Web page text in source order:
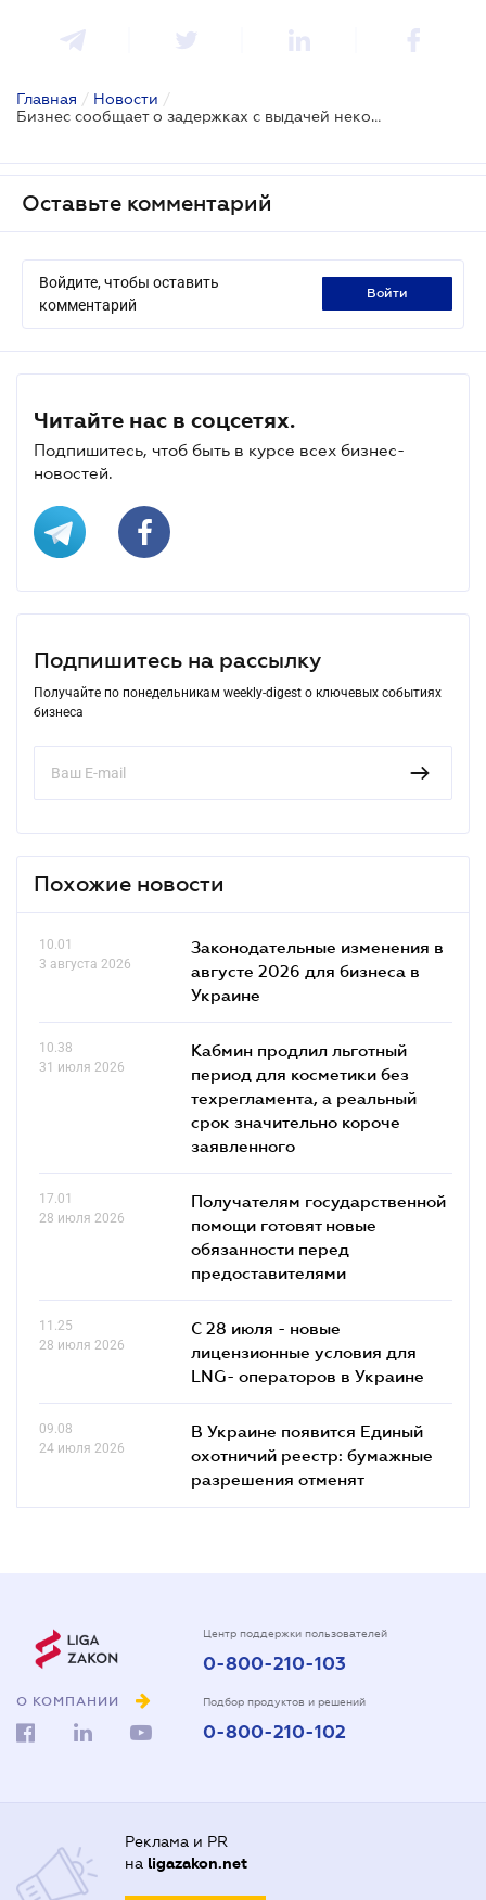
Главная / Новости /
Бизнес сообщает о задержках с выдачей некоторых видов лицензий
Оставьте комментарий
Войдите, чтобы оставить
комментарий
войти
Читайте нас в соцсетях.
Подпишитесь, чтоб быть в курсе всех бизнес-
новостей.
Подпишитесь на рассылку
Получайте по понедельникам weekly-digest о ключевых событиях
бизнеса
Похожие новости
10.01
3 августа 2026
Законодательные изменения в
августе 2026 для бизнеса в
Украине
10.38
31 июля 2026
Кабмин продлил льготный
период для косметики без
техрегламента, а реальный
срок значительно короче
заявленного
17.01
28 июля 2026
Получателям государственной
помощи готовят новые
обязанности перед
предоставителями
11.25
28 июля 2026
С 28 июля - новые
лицензионные условия для
LNG- операторов в Украине
09.08
24 июля 2026
В Украине появится Единый
охотничий реестр: бумажные
разрешения отменят
О КОМПАНИИ
Центр поддержки пользователей
0-800-210-103
Подбор продуктов и решений
0-800-210-102
Реклама и PR
на ligazakon.net